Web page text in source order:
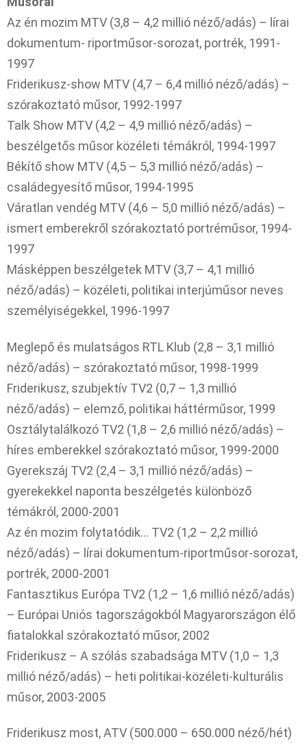
Az én mozim MTV (3,8 – 4,2 millió néző/adás) – lírai
dokumentum- riportműsor-sorozat, portrék, 1991-
1997
Friderikusz-show MTV (4,7 – 6,4 millió néző/adás) –
szórakoztató műsor, 1992-1997
Talk Show MTV (4,2 – 4,9 millió néző/adás) –
beszélgetős műsor közéleti témákról, 1994-1997
Békítő show MTV (4,5 – 5,3 millió néző/adás) –
családegyesítő műsor, 1994-1995
Váratlan vendég MTV (4,6 – 5,0 millió néző/adás) –
ismert emberekről szórakoztató portréműsor, 1994-
1997
Másképpen beszélgetek MTV (3,7 – 4,1 millió
néző/adás) – közéleti, politikai interjúműsor neves
személyiségekkel, 1996-1997
Meglepő és mulatságos RTL Klub (2,8 – 3,1 millió
néző/adás) – szórakoztató műsor, 1998-1999
Friderikusz, szubjektív TV2 (0,7 – 1,3 millió
néző/adás) – elemző, politikai háttérműsor, 1999
Osztálytalálkozó TV2 (1,8 – 2,6 millió néző/adás) –
híres emberekkel szórakoztató műsor, 1999-2000
Gyerekszáj TV2 (2,4 – 3,1 millió néző/adás) –
gyerekekkel naponta beszélgetés különböző
témákról, 2000-2001
Az én mozim folytatódik… TV2 (1,2 – 2,2 millió
néző/adás) – lírai dokumentum-riportműsor-sorozat,
portrék, 2000-2001
Fantasztikus Európa TV2 (1,2 – 1,6 millió néző/adás)
– Európai Uniós tagországokból Magyarországon élő
fiatalokkal szórakoztató műsor, 2002
Friderikusz – A szólás szabadsága MTV (1,0 – 1,3
millió néző/adás) – heti politikai-közéleti-kulturális
műsor, 2003-2005
Friderikusz most, ATV (500.000 – 650.000 néző/hét)